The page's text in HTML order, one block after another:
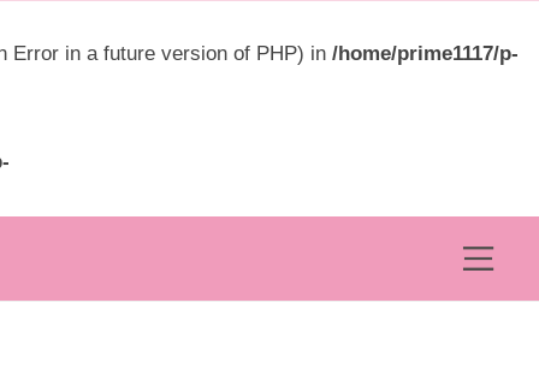
Error in a future version of PHP) in /home/prime1117/p-
メ
ュ